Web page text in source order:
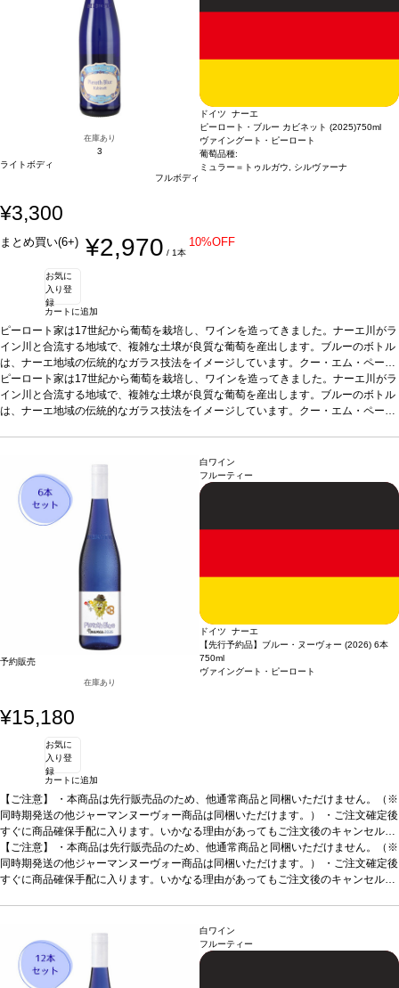
く、魅力的なまろやかさを持ち合わせている。よりボディ
があり、快い甘さを持つワイン。*本ヴィンテージが在庫
切れの場合、在庫があり価格が同様の場合は自動的に次の
ヴィンテージに変更されます、ご了承ください。
ン。そのため、熟度とコクが一段と高く、魅力的なまろやかさを持ち合わせてい
る。よりボディがあり、快い甘さを持つワイン。
合、在庫があり価格が同様の場合は自動的に次のヴィンテージに変更されます、ご
在庫あり
3
ライトボディ
フルボディ
ドイツ ナーエ
ピーロート・ブルー カビネット (2025)750ml
ヴァイングート・ピーロート
葡萄品種:
ミュラー＝トゥルガウ, シルヴァーナ
¥3,300
まとめ買い(6+) ¥2,970 / 1本
10%OFF
お気に
入り登
録
カートに追加
ピーロート家は17世紀から葡萄を栽培し、ワインを造ってきました。ナーエ川がラ
イン川と合流する地域で、複雑な土壌が良質な葡萄を産出します。ブルーのボトル
は、ナーエ地域の伝統的なガラス技法をイメージしています。クー・エム・ペー
（肩書付き上質ワイン）の中では最も糖度の低いもので、エレガントで繊細な味わ
いがあり、食事と合わせても、単独でも、気軽に楽しめます。エレガントで酸味と
甘みのバランスが素晴らしいワインです。テイスティングノートジューシーな洋
さっぱりとした魚料理、サラダなどと好相性葡萄品種
ルヴァーナー
*本ヴィンテージが在庫切れの場合、在庫があり価格が同様の場合は
自動的に次のヴィンテージに変更されます、ご了承ください。
ピーロート家は17世紀から葡萄を栽培し、ワインを造ってきました。ナーエ川がラ
イン川と合流する地域で、複雑な土壌が良質な葡萄を産出します。ブルーのボトル
は、ナーエ地域の伝統的なガラス技法をイメージしています。クー・エム・ペー
甘みのバランスが素晴らしいワインです。テイスティングノート
ナシ、もぎたてのリンゴ、美味しいアプリコットの芳香が混ざり、ピリッとして生
き生きとしたパッションフルーツや、繊細なアーモンドの余韻も感じる。
合う料理
さっぱりとした魚料理、サラダなどと好相性
ルヴァーナー
*本ヴィンテージが在庫切れの場合、在庫があり価格が同様の場合は
自動的に次のヴィンテージに変更されます、ご了承ください。
予約販売
在庫あり
白ワイン
フルーティー
ドイツ ナーエ
【先行予約品】ブルー・ヌーヴォー (2026) 6本
750ml
ヴァイングート・ピーロート
¥15,180
お気に
入り登
録
カートに追加
【ご注意】
・本商品は先行販売品のため、他通常商品と同梱いただけません。（※
同時期発送の他ジャーマンヌーヴォー商品は同梱いただけます。） ・ご注文確定後
すぐに商品確保手配に入ります。いかなる理由があってもご注文後のキャンセルは
承っておりません。 ・手配完了後、システム設定上ご注文手配完了の通知が送付さ
れますが、出荷は配送予定日に準じます。 ・お届けは12月中旬頃を予定しており
ます。 ・お届け先1件につき送料1,760円を頂戴いたします。 ・値引きクーポンは
【ご注意】
・本商品は先行販売品のため、他通常商品と同梱いただけません。（※
同時期発送の他ジャーマンヌーヴォー商品は同梱いただけます。） ・ご注文確定後
すぐに商品確保手配に入ります。いかなる理由があってもご注文後のキャンセルは
ます。 ・お届け先1件につき送料1,760円を頂戴いたします。 ・値引きクーポンは
ご利用いただけません。 ・クール便発送はお選びいただけません。
白ワイン
フルーティー